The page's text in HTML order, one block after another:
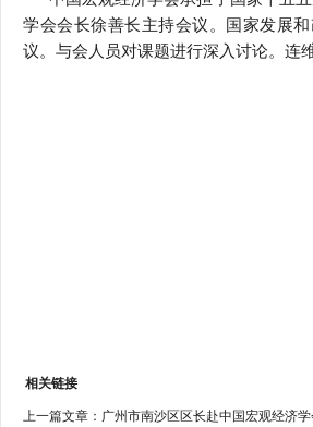
学会会长徐善长主持会议。国家发展
议。与会人员对课题进行深入讨论。连
相关链接
上一篇文章： 广州市南沙区区长赴中国宏观经济